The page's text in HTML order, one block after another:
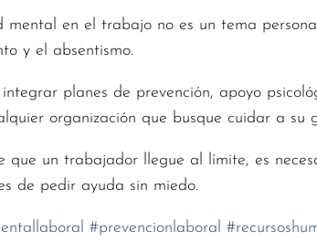
mental en el trabajo no es un tema
y el absentismo.
integrar planes de prevención, apoyo
organización que busque cuidar a
que un trabajador llegue al límite, es
de pedir ayuda sin miedo.
#prevencionlaboral #